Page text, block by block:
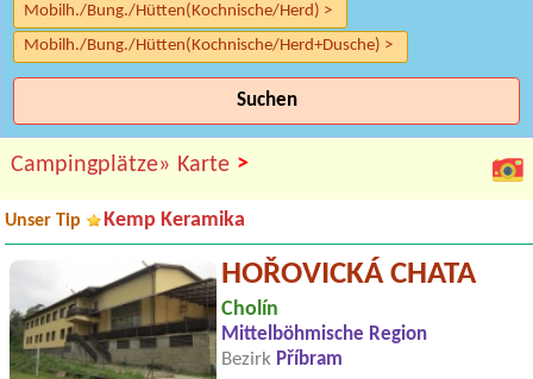
Mobilh./Bung./Hütten(Kochnische/Herd) >
Mobilh./Bung./Hütten(Kochnische/Herd+Dusche) >
Suchen
Campingplätze» Karte >
Unser Tip Kemp Keramika
HOŘOVICKÁ CHATA
Cholín
Mittelböhmische Region
Bezirk Příbram